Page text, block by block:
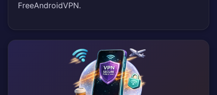
FreeAndroidVPN.